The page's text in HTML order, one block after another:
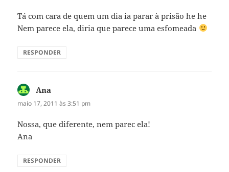
Tá com cara de quem um dia ia parar à prisão he he
Nem parece ela, diria que parece uma esfomeada
RESPONDER
Ana
maio 17, 2011 às 3:51 pm
Nossa, que diferente, nem parec ela!
Ana
RESPONDER